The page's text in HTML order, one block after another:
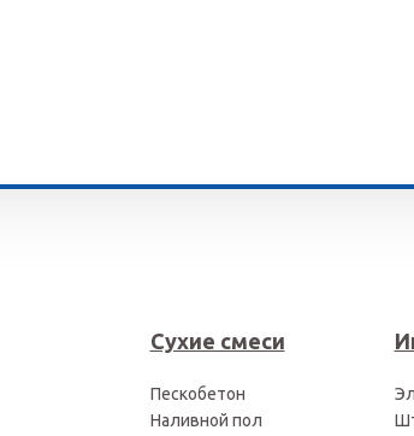
Сухие смеси
Пескобетон
Наливной пол